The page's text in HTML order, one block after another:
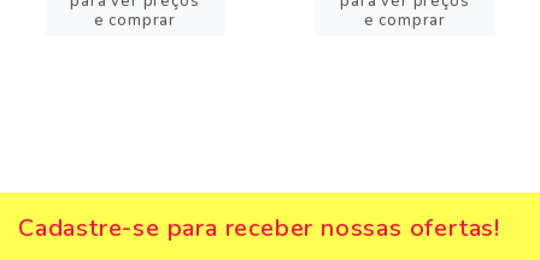
e comprar
e comprar
Cadastre-se para receber nossas ofertas!